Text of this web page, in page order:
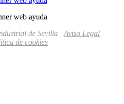
de Sevilla Aviso Legal
de cookies